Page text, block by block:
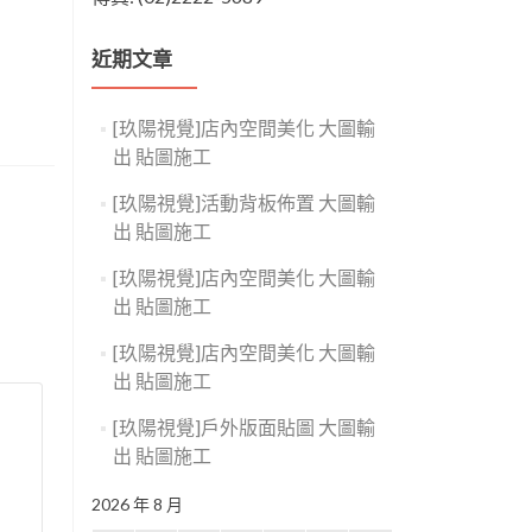
近期文章
[玖陽視覺]店內空間美化 大圖輸
出 貼圖施工
[玖陽視覺]活動背板佈置 大圖輸
出 貼圖施工
[玖陽視覺]店內空間美化 大圖輸
出 貼圖施工
[玖陽視覺]店內空間美化 大圖輸
出 貼圖施工
[玖陽視覺]戶外版面貼圖 大圖輸
出 貼圖施工
2026 年 8 月